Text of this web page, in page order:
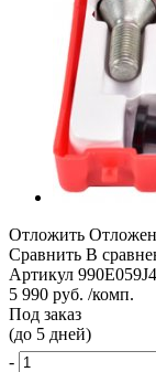
Отложить
Сравнить В
Артикул
5 990 руб. /комп.
Под заказ
(до 5 дней)
-